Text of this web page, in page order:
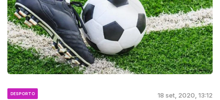
DESPORTO 18 set, 2020, 13:12